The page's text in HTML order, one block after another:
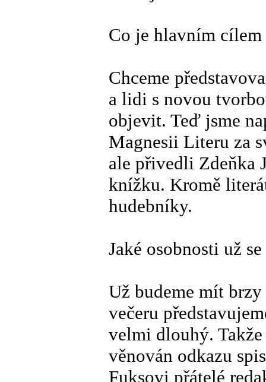
Co je hlavním
Chceme
a lidi s novou
objevit. Teď jsme
Magnesii Literu za
ale přivedli Zdeňka
knížku. Kromě
hudebníky.
Jaké osobnosti už
Už budeme mít
večeru
velmi dlouhý.
věnován odkazu
Fuksovi přátelé